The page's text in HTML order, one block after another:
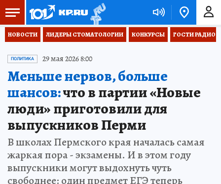
НОВОСТИ ЛИДЕРЫ СТОМАТОЛОГИИ КОНКУРСЫ ГОСТИ РАДИО
ПОЛИТИКА 29 мая 2026 8:00
Меньше нервов, больше
шансов:что в партии «Новые
люди» приготовили для
выпускников Перми
В школах Пермского края началась самая
жаркая пора - экзамены. И в этом году
выпускники могут выдохнуть чуть
свободнее: один предмет ЕГЭ теперь